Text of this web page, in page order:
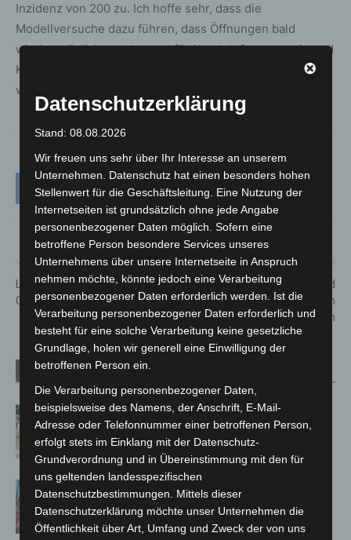
Inzidenz von 200 zu. Ich hoffe sehr, dass die
Modellversuche dazu führen, dass Öffnungen bald
wieder möglich werden und für Handel, Gastronomie und
Kultur endlich wieder eine Perspektive entwickelt
werden kann.“
Vorheriger Artikel
Land wählt 14 Kommunen für
Corona-Modellprojekte aus
Nächster Artikel
Car-Friday: Polizei ahndet rund
600 Verkehrsverstöße in
Hannover und der Region
Verwandte Artikel Mehr vom Autor
Kunst trifft Weingenuss: Barbara-
Susann Mehring zeigt ihre Werke im
Jacques’ Wein-Depot Isernhagen
A2: Zweite Turbobaustelle startet
zwischen Hannover-West und
Bothfeld
Datenschutzerklärung
Stand: 08.08.2026
Wir freuen uns sehr über Ihr Interesse an unserem
Unternehmen. Datenschutz hat einen besonders hohen
Stellenwert für die Geschäftsleitung. Eine Nutzung der
Internetseiten ist grundsätzlich ohne jede Angabe
personenbezogener Daten möglich. Sofern eine
betroffene Person besondere Services unseres
Unternehmens über unsere Internetseite in Anspruch
nehmen möchte, könnte jedoch eine Verarbeitung
personenbezogener Daten erforderlich werden. Ist die
Verarbeitung personenbezogener Daten erforderlich und
besteht für eine solche Verarbeitung keine gesetzliche
Grundlage, holen wir generell eine Einwilligung der
betroffenen Person ein.
Die Verarbeitung personenbezogener Daten,
beispielsweise des Namens, der Anschrift, E-Mail-
Adresse oder Telefonnummer einer betroffenen Person,
erfolgt stets im Einklang mit der Datenschutz-
Grundverordnung und in Übereinstimmung mit den für
uns geltenden landesspezifischen
Datenschutzbestimmungen. Mittels dieser
Datenschutzerklärung möchte unser Unternehmen die
Öffentlichkeit über Art, Umfang und Zweck der von uns